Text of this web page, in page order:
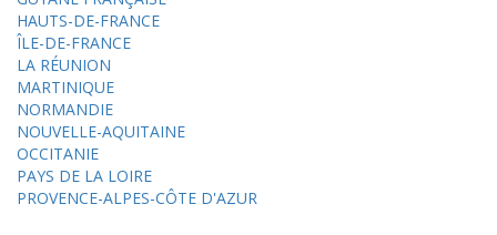
HAUTS-DE-FRANCE
ÎLE-DE-FRANCE
LA RÉUNION
MARTINIQUE
NORMANDIE
NOUVELLE-AQUITAINE
OCCITANIE
PAYS DE LA LOIRE
PROVENCE-ALPES-CÔTE D'AZUR